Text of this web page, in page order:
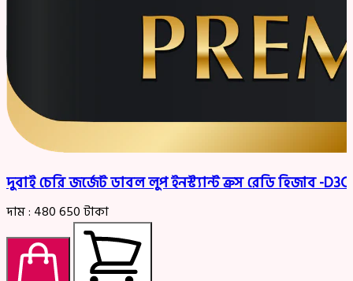
দুবাই চেরি জর্জেট ডাবল লুপ ইনস্ট্যান্ট ক্রস রেডি হিজাব -
দাম : 480650টাকা